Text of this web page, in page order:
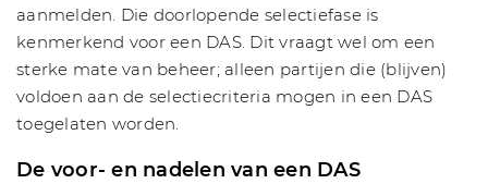
aanmelden. Die doorlopende selectiefase is
kenmerkend voor een DAS. Dit vraagt wel om een
sterke mate van beheer; alleen partijen die (blijven)
voldoen aan de selectiecriteria mogen in een DAS
toegelaten worden.
De voor- en nadelen van een DAS